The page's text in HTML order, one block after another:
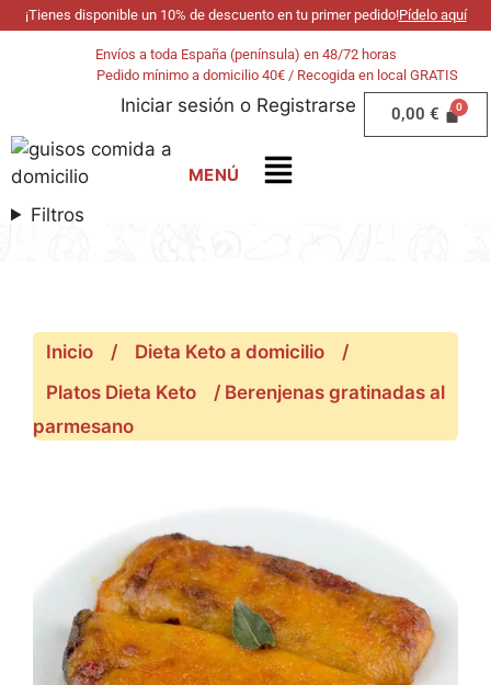
¡Tienes disponible un 10% de descuento en tu primer pedido!Pídelo aquí
Envíos a toda España (península) en 48/72 horas
Pedido mínimo a domicilio 40€ / Recogida en local GRATIS
Iniciar sesión o Registrarse 0,00 €
Filtros
Inicio / Dieta Keto a domicilio
/
Platos Dieta Keto
/ Berenjenas gratinadas al
parmesano